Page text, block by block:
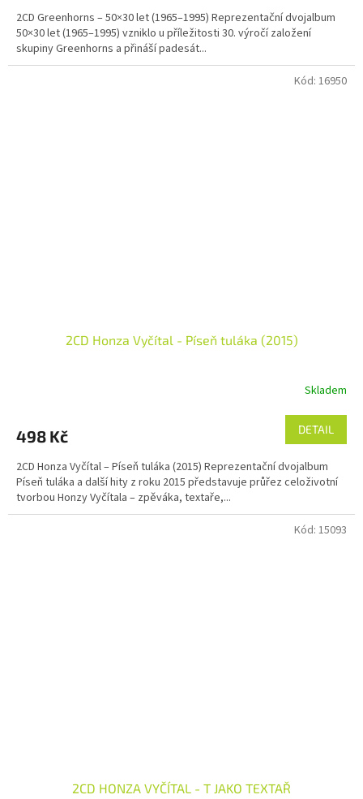
z
5
hvězdiček.
2CD Greenhorns – 50×30 let (1965–1995) Reprezentační dvojalbum
50×30 let (1965–1995) vzniklo u příležitosti 30. výročí založení
skupiny Greenhorns a přináší padesát...
2CD Honza Vyčítal - Píseň tuláka (2015)
Skladem
498 Kč DETAIL
2CD Honza Vyčítal – Píseň tuláka (2015) Reprezentační dvojalbum
Píseň tuláka a další hity z roku 2015 představuje průřez celoživotní
tvorbou Honzy Vyčítala – zpěváka, textaře,...
Kód: 16950
2CD HONZA VYČÍTAL - T JAKO TEXTAŘ
Kód: 15093